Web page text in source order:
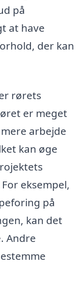
på
at have
der kan
rørets
er meget
arbejde
kan øge
eksempel,
på
kan det
Andre